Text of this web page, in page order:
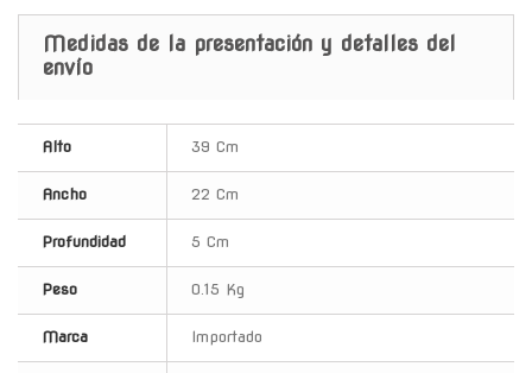
Medidas de la presentación y detalles del
envío
Alto 39 Cm
Ancho 22 Cm
Profundidad 5 Cm
Peso 0.15 Kg
Marca Importado